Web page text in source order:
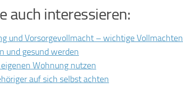
auch interessieren:
und Vorsorgevollmacht – wichtige Vollmachten
und gesund werden
Wohnung nutzen
auf sich selbst achten